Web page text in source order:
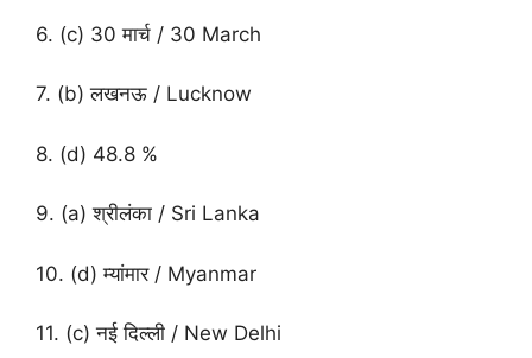
6. (c) 30 मार्च / 30 March
7. (b) लखनऊ / Lucknow
8. (d) 48.8 %
9. (a) श्रीलंका / Sri Lanka
10. (d) म्यांमार / Myanmar
11. (c) नई दिल्ली / New Delhi